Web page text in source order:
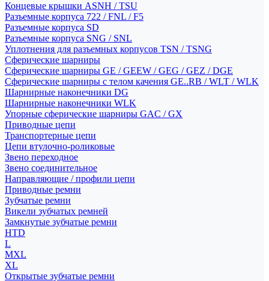
Концевые крышки ASNH / TSU
Разъемные корпуса 722 / FNL / F5
Разъемные корпуса SD
Разъемные корпуса SNG / SNL
Уплотнения для разъемных корпусов TSN / TSNG
Сферические шарниры
Сферические шарниры GE / GEEW / GEG / GEZ / DGE
Сферические шарниры с телом качения GE..RB / WLT / WLK
Шарнирные наконечники DG
Шарнирные наконечники WLK
Упорные сферические шарниры GAC / GX
Приводные цепи
Транспортерные цепи
Цепи втулочно-роликовые
Звено переходное
Звено соединительное
Направляющие / профили цепи
Приводные ремни
Зубчатые ремни
Викели зубчатых ремней
Замкнутые зубчатые ремни
HTD
L
MXL
XL
Открытые зубчатые ремни